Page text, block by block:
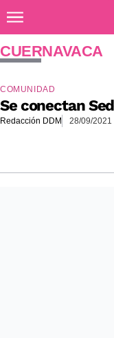
Diario
CUERNAVACA
COMUNIDAD
Se conectan
Redacción DDM 28/09/2021